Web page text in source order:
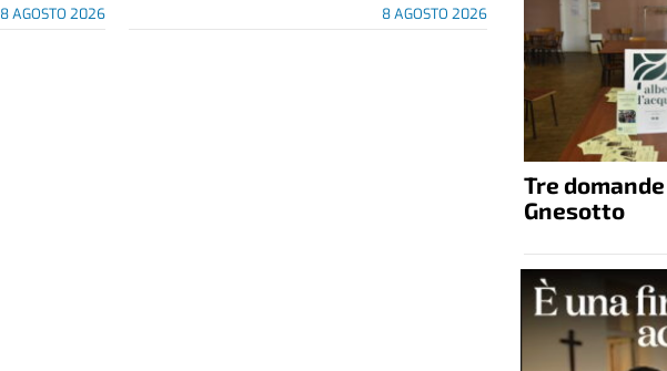
8 AGOSTO 2026 8 AGOSTO 2026
Tre
Gnesotto